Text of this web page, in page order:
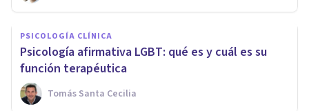
PSICOLOGÍA CLÍNICA
Psicología afirmativa LGBT: qué es y cuál es su
función terapéutica
Tomás Santa Cecilia